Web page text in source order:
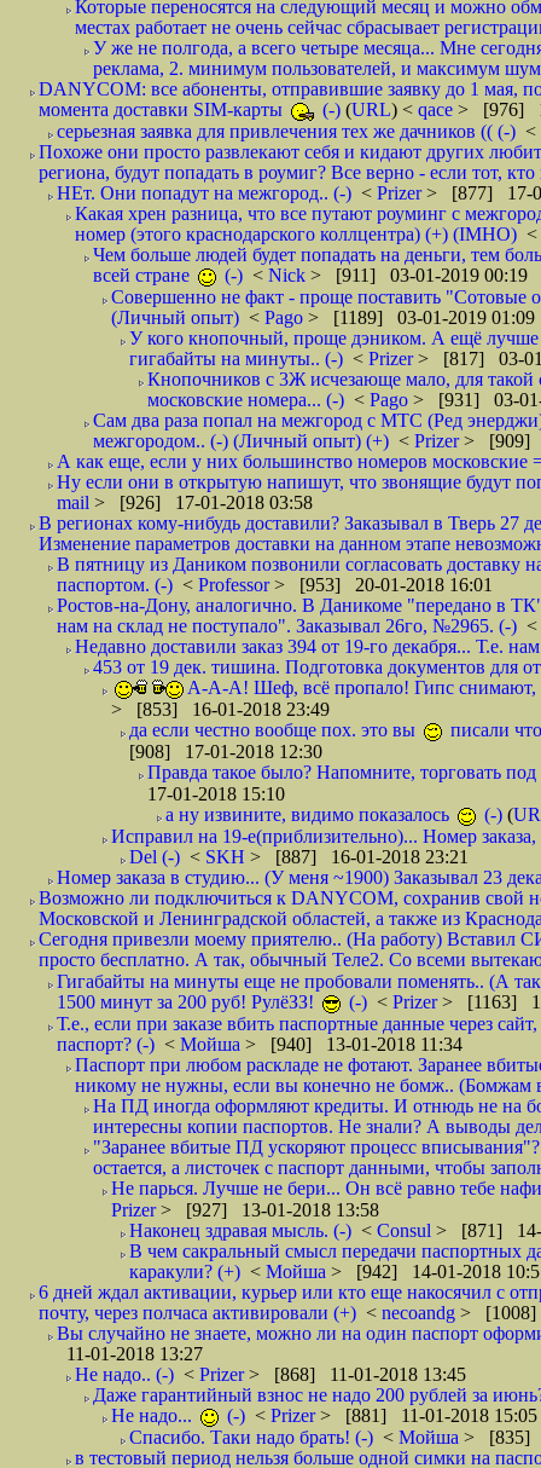
Которые переносятся на следующий месяц и можно
местах работает не очень сейчас сбрасывает
У же не полгода, а всего четыре месяца... Мне
реклама, 2. минимум пользователей, и максимум
DANYCOM: все абоненты, отправившие заявку до 1 мая,
момента доставки SIM-карты
(-) (URL) < qace > [976]
серьезная заявка для привлечения тех же дачников (( (-) <
Похоже они просто развлекают себя и кидают других
региона, будут попадать в роумиг? Все верно - если тот,
НЕт. Они попадут на межгород.. (-) < Prizer> [877] 17-
Какая хрен разница, что все путают роуминг с
номер (этого краснодарского коллцентра) (+) (IMHO) <
Чем больше людей будет попадать на деньги, тем
всей стране
(-) < Nick > [911] 03-01-2019 00:19
Совершенно не факт - проще поставить "Сотовые
(Личный опыт) < Pago > [1189] 03-01-2019 01:09
У кого кнопочный, проще дэником. А ещё лучше
гигабайты на минуты.. (-) < Prizer> [817] 03-
Кнопочников с 3Ж исчезающе мало, для такой
московские номера... (-) < Pago > [931] 03-01-
Сам два раза попал на межгород с МТС (Ред
межгородом.. (-) (Личный опыт) (+) < Prizer> [909]
А как еще, если у них большинство номеров московские
Ну если они в открытую напишут, что звонящие будут
mail > [926] 17-01-2018 03:58
В регионах кому-нибудь доставили? Заказывал в Тверь 27
Изменение параметров доставки на данном этапе
В пятницу из Даником позвонили согласовать доставку
паспортом. (-) < Professor> [953] 20-01-2018 16:01
Ростов-на-Дону, аналогично. В Даникоме "передано в
нам на склад не поступало". Заказывал 26го, №2965. (-) <
Недавно доставили заказ 394 от 19-го декабря... Т.е.
453 от 19 дек. тишина. Подготовка документов для
А-А-А! Шеф, всё пропало! Гипс снимают,
> [853] 16-01-2018 23:49
да если честно вообще пох. это вы
писали
[908] 17-01-2018 12:30
Правда такое было? Напомните, торговать
17-01-2018 15:10
а ну извините, видимо показалось
(-) (
Исправил на 19-е(приблизительно)... Номер
Del (-) < SKH > [887] 16-01-2018 23:21
Номер заказа в студию... (У меня ~1900) Заказывал 23
Возможно ли подключиться к DANYCOM, сохранив свой
Московской и Ленинградской областей, а также из
Сегодня привезли моему приятелю.. (На работу) Вставил
просто бесплатно. А так, обычный Теле2. Со всеми
Гигабайты на минуты еще не пробовали поменять.. (А
1500 минут за 200 руб! РулёЗЗ!
(-) < Prizer> [1163]
Т.е., если при заказе вбить паспортные данные через
паспорт? (-) < Мойша > [940] 13-01-2018 11:34
Паспорт при любом раскладе не фотают. Заранее
никому не нужны, если вы конечно не бомж.. (Бомжам
На ПД иногда оформляют кредиты. И отнюдь не на
интересны копии паспортов. Не знали? А выводы
"Заранее вбитые ПД ускоряют процесс
остается, а листочек с паспорт данными, чтобы
Не парься. Лучше не бери... Он всё равно тебе
Prizer> [927] 13-01-2018 13:58
Наконец здравая мысль. (-) < Consul > [871] 14-
В чем сакральный смысл передачи паспортных
каракули? (+) < Мойша > [942] 14-01-2018
6 дней ждал активации, курьер или кто еще накосячил с
почту, через полчаса активировали (+) < necoandg > [1008]
Вы случайно не знаете, можно ли на один паспорт
11-01-2018 13:27
Не надо.. (-) < Prizer> [868] 11-01-2018 13:45
Даже гарантийный взнос не надо 200 рублей за
Не надо...
(-) < Prizer> [881] 11-01-2018 15:05
Спасибо. Таки надо брать! (-) < Мойша > [835]
в тестовый период нельзя больше одной симки на